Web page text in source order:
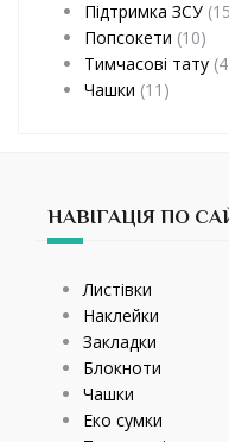
Підтримка ЗСУ
Попсокети (10)
Тимчасові тату
Чашки (11)
НАВІГАЦІЯ ПО
Листівки
Наклейки
Закладки
Блокноти
Чашки
Еко сумки